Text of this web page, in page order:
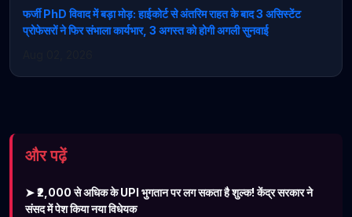
फर्जी PhD विवाद में बड़ा मोड़: हाईकोर्ट से अंतरिम राहत के बाद 3 असिस्टेंट
प्रोफेसरों ने फिर संभाला कार्यभार, 3 अगस्त को होगी अगली सुनवाई
और पढ़ें
➤ ₹2,000 से अधिक के UPI भुगतान पर लग सकता है शुल्क! केंद्र सरकार ने
संसद में पेश किया नया विधेयक